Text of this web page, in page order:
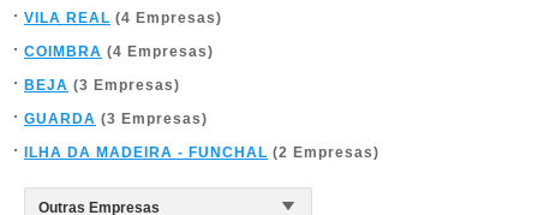
VILA REAL (4 Empresas)
COIMBRA (4 Empresas)
BEJA (3 Empresas)
GUARDA (3 Empresas)
ILHA DA MADEIRA - FUNCHAL (2 Empresas)